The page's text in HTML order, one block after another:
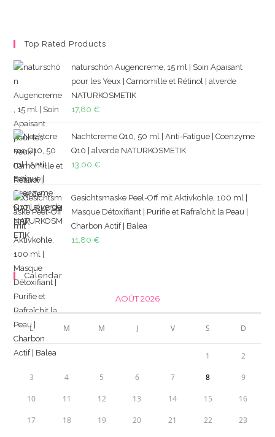
Top Rated Products
naturschön Augencreme, 15 ml | Soin Apaisant
pour les Yeux | Camomille et Rétinol | alverde
NATURKOSMETIK
17,80 €
Nachtcreme Q10, 50 ml | Anti-Fatigue | Coenzyme
Q10 | alverde NATURKOSMETIK
13,00 €
Gesichtsmaske Peel-Off mit Aktivkohle, 100 ml |
Masque Détoxifiant | Purifie et Rafraîchit la Peau |
Charbon Actif | Balea
11,80 €
Calendar
AOÛT 2026
L M M J V S D
1 2
3 4 5 6 7 8 9
10 11 12 13 14 15 16
17 18 19 20 21 22 23